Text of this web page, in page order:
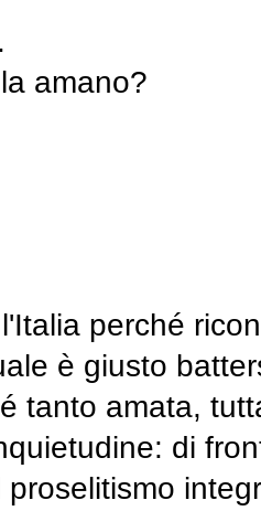
amano?
l'Italia perché
è giusto
tanto amata,
di
proselitismo